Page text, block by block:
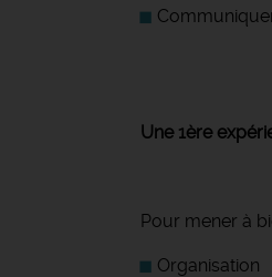
Une 1ère
Pour mener à
Organisation